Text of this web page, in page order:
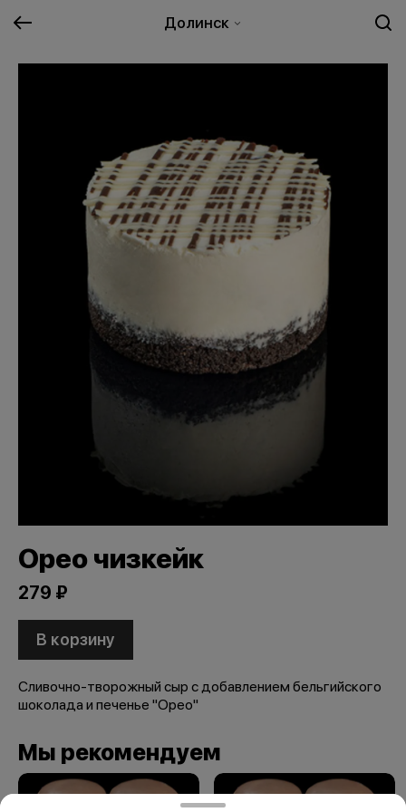
Долинск
Орео чизкейк
279 ₽
В корзину
Сливочно-творожный сыр с добавлением бельгийского
шоколада и печенье "Орео"
Мы рекомендуем